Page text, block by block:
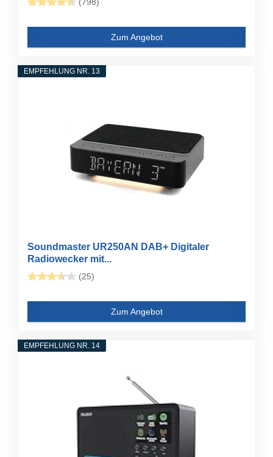
Zum Angebot
EMPFEHLUNG NR. 13
Soundmaster UR250AN DAB+ Digitaler
Radiowecker mit...
(25)
Zum Angebot
EMPFEHLUNG NR. 14